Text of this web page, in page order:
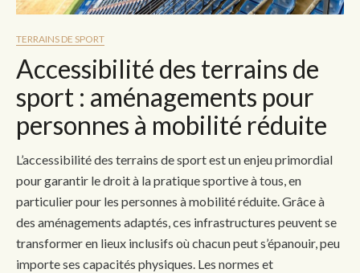
TERRAINS DE SPORT
Accessibilité des terrains de
sport : aménagements pour
personnes à mobilité réduite
L’accessibilité des terrains de sport est un enjeu primordial
pour garantir le droit à la pratique sportive à tous, en
particulier pour les personnes à mobilité réduite. Grâce à
des aménagements adaptés, ces infrastructures peuvent se
transformer en lieux inclusifs où chacun peut s’épanouir, peu
importe ses capacités physiques. Les normes et